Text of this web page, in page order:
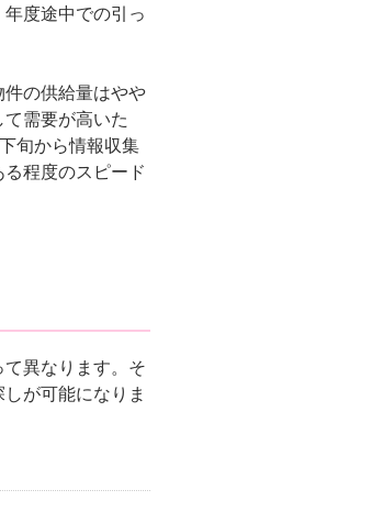
度途中での引っ
の供給量はやや
需要が高いた
旬から情報収集
程度のスピード
異なります。そ
が可能になりま